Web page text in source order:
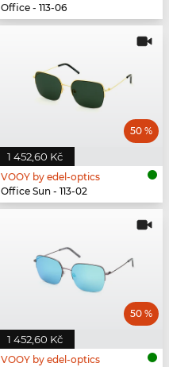
Office - 113-06
1 452,60 Kč
50 %
VOOY by edel-optics
Office Sun - 113-02
1 452,60 Kč
50 %
VOOY by edel-optics